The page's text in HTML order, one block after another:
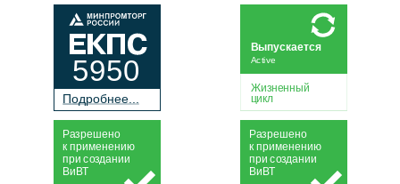
Подробнее...
5950
Жизненный
цикл
Active
Выпускается
Разрешено
к применению
присоздании
Ви ВТ
Разрешено
к применению
присоздании
Ви ВТ